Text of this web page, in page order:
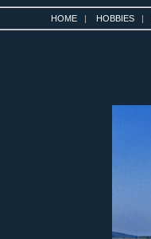
HOME | HOBBIES |